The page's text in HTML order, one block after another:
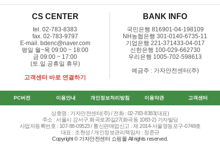
CS CENTER
tel. 02-783-8383
fax. 02-783-9797
E-mail. bdenc@naver.com
평일 월~목 09:00 ~ 18:00
금 09:00 ~ 17:00
(토.일.공휴일 휴무)
고객센터 바로 연결하기
BANK INFO
국민은행 816901-04-198109
NH농협은행 301-0140-6735-11
기업은행 221-371433-04-017
신한은행 100-029-662730
우리은행 1005-702-598613
예금주 : 가자안전센터(주)
PC버전 이용안내 개인정보처리방침 이용약관 고객센터
상호명 : 가자안전센터(주) / 전화 : 02-783-8383(대표)
주소 : 서울시 강서구 화곡로20길27(화곡동 1083-2) 가자빌딩
사업자등록번호 : 107-88-09523 / 통신판매업신고 : 제 2014-서울영등포구-0748호
대표 : 조현성 / 개인정보관리책임자 : 정준규
Copyright © 가자안전센터 쇼핑몰 All rights reserved.